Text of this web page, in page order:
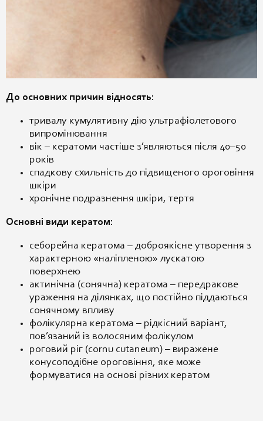
До основних причин відносять:
тривалу кумулятивну дію ультрафіолетового
випромінювання
вік – кератоми частіше з’являються після 40–50
років
спадкову схильність до підвищеного ороговіння
шкіри
хронічне подразнення шкіри, тертя
Основні види кератом:
себорейна кератома – доброякісне утворення з
характерною «наліпленою» лускатою
поверхнею
актинічна (сонячна) кератома – передракове
ураження на ділянках, що постійно піддаються
сонячному впливу
фолікулярна кератома – рідкісний варіант,
пов’язаний із волосяним фолікулом
роговий ріг (cornu cutaneum) – виражене
конусоподібне ороговіння, яке може
формуватися на основі різних кератом